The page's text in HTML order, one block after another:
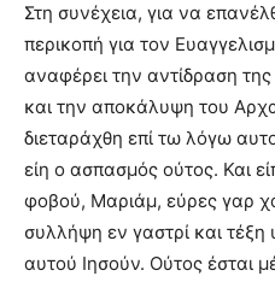
Στη συνέχεια, για να
περικοπή για τον
αναφέρει την αντίδραση
και την αποκάλυψη του
διεταράχθη επί τω λόγω
είη ο ασπασμός ούτος. Και
φοβού, Μαριάμ, εύρες γαρ
συλλήψη εν γαστρί και τέξη
αυτού Ιησούν. Ούτος έσται